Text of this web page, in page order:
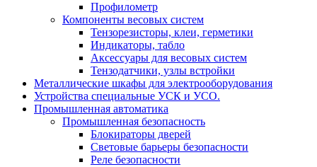
Профилометр
Компоненты весовых систем
Тензорезисторы, клеи, герметики
Индикаторы, табло
Аксессуары для весовых систем
Тензодатчики, узлы встройки
Металлические шкафы для электрооборудования
Устройства специальные УСК и УСО.
Промышленная автоматика
Промышленная безопасность
Блокираторы дверей
Световые барьеры безопасности
Реле безопасности